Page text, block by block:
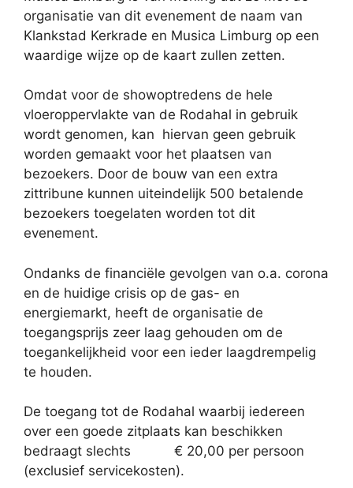
organisatie van dit evenement de naam van
Klankstad Kerkrade en Musica Limburg op een
waardige wijze op de kaart zullen zetten.
Omdat voor de showoptredens de hele
vloeroppervlakte van de Rodahal in gebruik
wordt genomen, kan hiervan geen gebruik
worden gemaakt voor het plaatsen van
bezoekers. Door de bouw van een extra
zittribune kunnen uiteindelijk 500 betalende
bezoekers toegelaten worden tot dit
evenement.
Ondanks de financiële gevolgen van o.a. corona
en de huidige crisis op de gas- en
energiemarkt, heeft de organisatie de
toegangsprijs zeer laag gehouden om de
toegankelijkheid voor een ieder laagdrempelig
te houden.
De toegang tot de Rodahal waarbij iedereen
over een goede zitplaats kan beschikken
bedraagt slechts
€ 20,00 per persoon
(exclusief servicekosten).